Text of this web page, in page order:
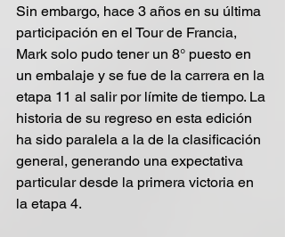
Sin embargo, hace 3 años en su última
participación en el Tour de Francia,
Mark solo pudo tener un 8° puesto en
un embalaje y se fue de la carrera en la
etapa 11 al salir por límite de tiempo. La
historia de su regreso en esta edición
ha sido paralela a la de la clasificación
general, generando una expectativa
particular desde la primera victoria en
la etapa 4.